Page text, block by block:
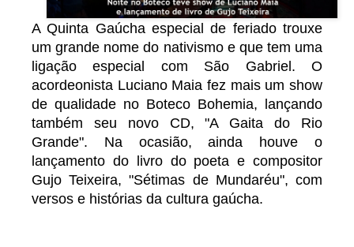
A Quinta Gaúcha especial de feriado trouxe
um grande nome do nativismo e que tem uma
ligação especial com São Gabriel. O
acordeonista Luciano Maia fez mais um show
de qualidade no Boteco Bohemia, lançando
também seu novo CD, "A Gaita do Rio
Grande". Na ocasião, ainda houve o
lançamento do livro do poeta e compositor
Gujo Teixeira, "Sétimas de Mundaréu", com
versos e histórias da cultura gaúcha.